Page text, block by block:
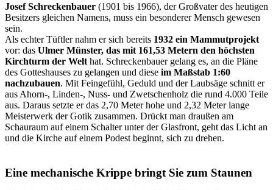
Josef Schreckenbauer (1901 bis 1966), der Großvater des heutigen
Besitzers gleichen Namens, muss ein besonderer Mensch gewesen
sein.
Als echter Tüftler nahm er sich bereits 1932 ein Mammutprojekt
vor: das Ulmer Münster, das mit 161,53 Metern den höchsten
Kirchturm der Welt hat. Schreckenbauer gelang es, an die Pläne
des Gotteshauses zu gelangen und diese im Maßstab 1:60
nachzubauen. Mit Feingefühl, Geduld und der Laubsäge schnitt er
aus Ahorn-, Linden-, Nuss- und Zwetschenholz die rund 4.000 Teile
aus. Daraus setzte er das 2,70 Meter hohe und 2,32 Meter lange
Meisterwerk der Gotik zusammen. Drückt man draußen am
Schauraum auf einem Schalter unter der Glasfront, geht das Licht an
und die Kirche auf einem Podest beginnt, sich zu drehen.
Eine mechanische Krippe bringt Sie zum Staunen